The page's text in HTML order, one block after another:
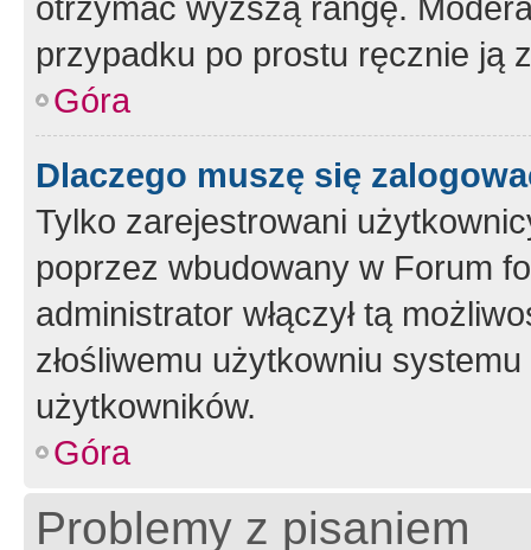
przypadku po prostu ręcznie ją
Góra
Dlaczego muszę się
Tylko zarejestrowani
poprzez wbudowany w Forum
administrator włączył tą
złośliwemu użytkowniu
użytkowników.
Góra
Problemy z pisaniem